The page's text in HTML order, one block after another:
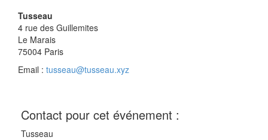
Tusseau
4 rue des Guillemites
Le Marais
75004 Paris
Email : tusseau@tusseau.xyz
Contact pour cet événement :
Tusseau